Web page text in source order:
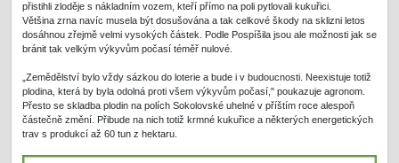
přistihli zloděje s nákladním vozem, kteří přímo na poli pytlovali kukuřici.
Většina zrna navíc musela být dosušována a tak celkové škody na sklizni letos
dosáhnou zřejmě velmi vysokých částek. Podle Pospíšila jsou ale možnosti jak se
bránit tak velkým výkyvům počasí téměř nulové.
„Zemědělství bylo vždy sázkou do loterie a bude i v budoucnosti. Neexistuje totiž
plodina, která by byla odolná proti všem výkyvům počasí," poukazuje agronom.
Přesto se skladba plodin na polích Sokolovské uhelné v příštím roce alespoň
částečně změní. Přibude na nich totiž krmné kukuřice a některých energetických
trav s produkcí až 60 tun z hektaru.